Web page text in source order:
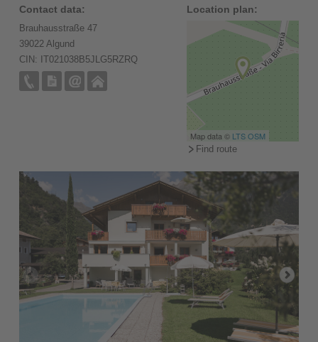
Contact data:
Brauhausstraße 47
39022 Algund
CIN: IT021038B5JLG5RZRQ
Location plan:
Map data © LTS OSM
Find route